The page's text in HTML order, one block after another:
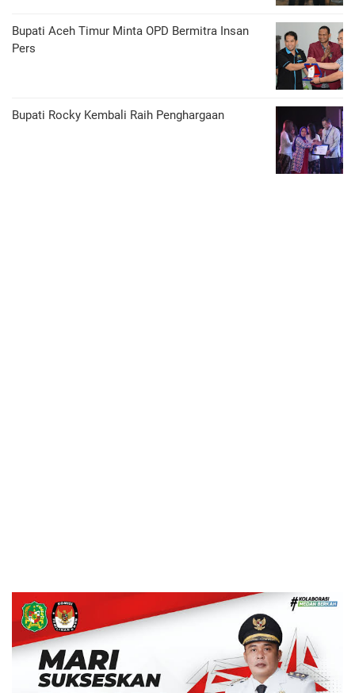
Bupati Aceh Timur Minta OPD Bermitra Insan
Pers
Bupati Rocky Kembali Raih Penghargaan